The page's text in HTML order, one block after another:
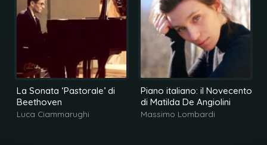
La Sonata ‘Pastorale’ di
Beethoven
Luca Ciammarughi
Piano italiano: il Novecento
di Matilda De Angiolini
Massimo Lombardi